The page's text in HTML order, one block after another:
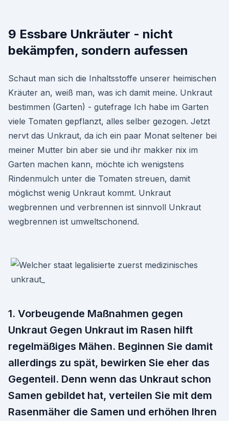
9 Essbare Unkräuter - nicht
bekämpfen, sondern aufessen
Schaut man sich die Inhaltsstoffe unserer heimischen
Kräuter an, weiß man, was ich damit meine. Unkraut
bestimmen (Garten) - gutefrage Ich habe im Garten
viele Tomaten gepflanzt, alles selber gezogen. Jetzt
nervt das Unkraut, da ich ein paar Monat seltener bei
meiner Mutter bin aber sie und ihr makker nix im
Garten machen kann, möchte ich wenigstens
Rindenmulch unter die Tomaten streuen, damit
möglichst wenig Unkraut kommt. Unkraut
wegbrennen und verbrennen ist sinnvoll Unkraut
wegbrennen ist umweltschonend.
1. Vorbeugende Maßnahmen gegen
Unkraut Gegen Unkraut im Rasen hilft
regelmäßiges Mähen. Beginnen Sie damit
allerdings zu spät, bewirken Sie eher das
Gegenteil. Denn wenn das Unkraut schon
Samen gebildet hat, verteilen Sie mit dem
Rasenmäher die Samen und erhöhen Ihren